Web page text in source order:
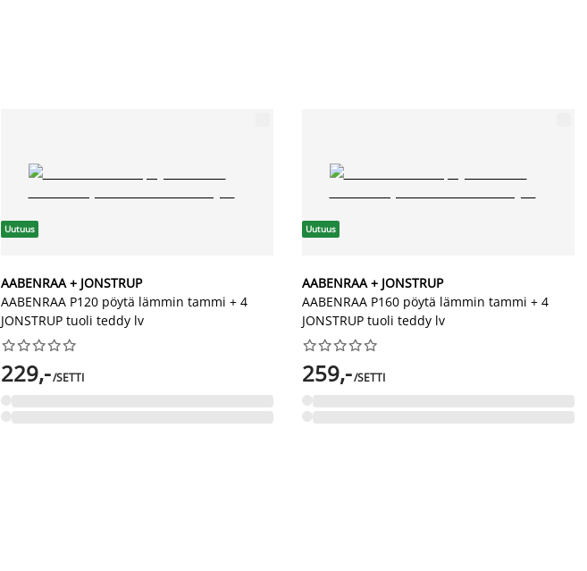
Uutuus
AABENRAA + JONSTRUP
AABENRAA P120 pöytä lämmin tammi + 4
JONSTRUP tuoli teddy lv






229,-/SETTI
Uutuus
AABENRAA + JONSTRUP
AABENRAA P160 pöytä lämmin tammi + 4
JONSTRUP tuoli teddy lv






259,-/SETTI